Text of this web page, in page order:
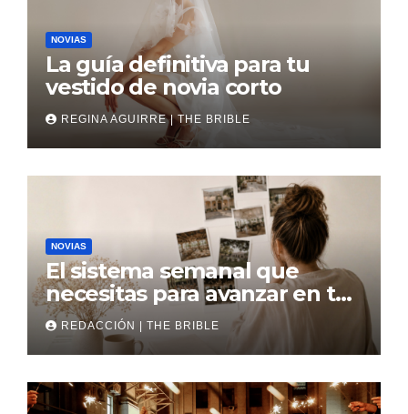
NOVIAS
La guía definitiva para tu
vestido de novia corto
REGINA AGUIRRE | THE BRIBLE
NOVIAS
El sistema semanal que
necesitas para avanzar en tu
boda
REDACCIÓN | THE BRIBLE